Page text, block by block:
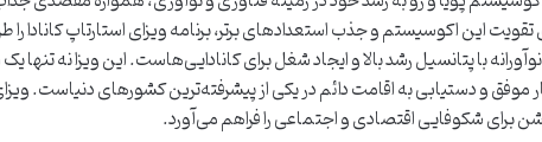
تقویت این اکوسیستم و جذب استعدادهای برتر، برنامه ویزای استارتاپ
با پتانسیل رشد بالا و ایجاد شغل برای کانادایی‌هاست. این ویزا نه
و دستیابی به اقامت دائم در یکی از پیشرفته‌ترین کشورهای دنیاست. ویزای
برای شکوفایی اقتصادی و اجتماعی را فراهم می‌آورد.